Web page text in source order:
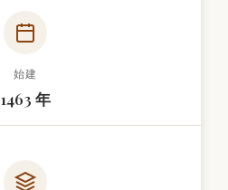
始建
1463 年